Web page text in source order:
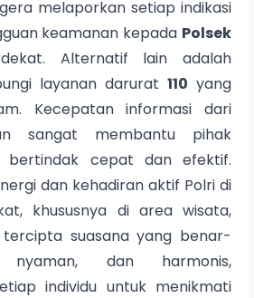
melaporkan setiap indikasi
keamanan kepada Polsek
Alternatif lain adalah
layanan darurat 110 yang
Kecepatan informasi dari
sangat membantu pihak
bertindak cepat dan efektif.
dan kehadiran aktif Polri di
khususnya di area wisata,
suasana yang benar-
dan harmonis,
individu untuk menikmati